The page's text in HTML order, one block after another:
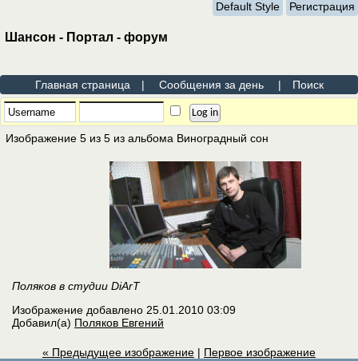
Default Style Регистрация
Шансон - Портал - форум
Главная страница | Сообщения за день | Поиск
Изображение 5 из 5 из альбома Виноградный сон
Поляков в студии DiArT
Изображение добавлено 25.01.2010 03:09
Добавил(а) Поляков Евгений
« Предыдущее изображение | Первое изображение